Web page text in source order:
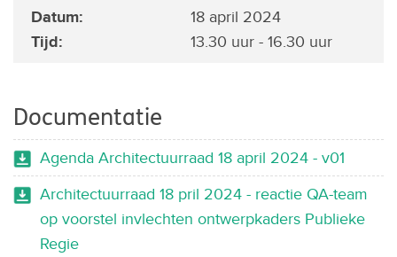
Datum: 18 april 2024
Tijd: 13.30 uur - 16.30 uur
Documentatie
Agenda Architectuurraad 18 april 2024 - v01
Architectuurraad 18 pril 2024 - reactie QA-team
op voorstel invlechten ontwerpkaders Publieke
Regie